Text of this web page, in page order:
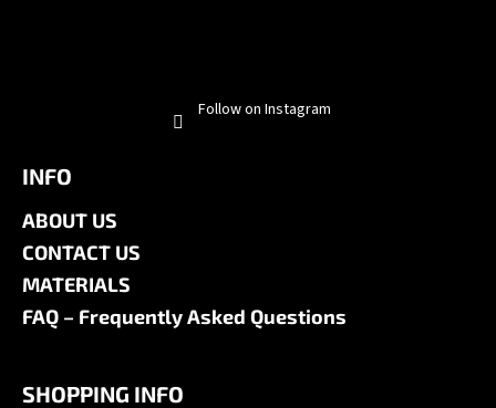
Follow on Instagram
INFO
ABOUT US
CONTACT US
MATERIALS
FAQ – Frequently Asked Questions
SHOPPING INFO